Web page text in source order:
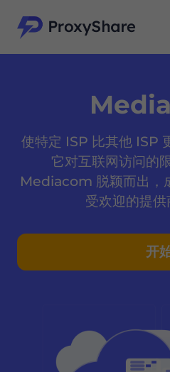
使特定 ISP 比其他 ISP
它对互联网访问的
Mediacom 脱颖而出，
受欢迎的提供
开